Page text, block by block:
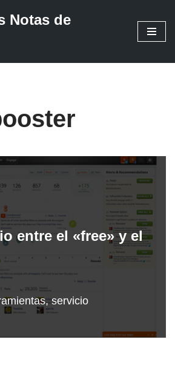
Notas de
entre el «free» y el
,servicio